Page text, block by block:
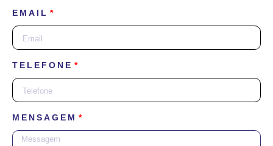
EMAIL
TELEFONE
MENSAGEM